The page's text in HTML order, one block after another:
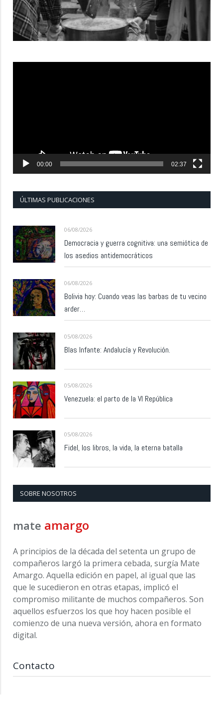
00:00 02:37
ÚLTIMAS PUBLICACIONES
06/08/2026
Democracia y guerra cognitiva: una semiótica de
los asedios antidemocráticos
06/08/2026
Bolivia hoy: Cuando veas las barbas de tu vecino
arder…
05/08/2026
Blas Infante: Andalucía y Revolución.
05/08/2026
Venezuela: el parto de la VI República
05/08/2026
Fidel, los libros, la vida, la eterna batalla
SOBRE NOSOTROS
mate amargo
A principios de la década del setenta un grupo de
compañeros largó la primera cebada, surgía Mate
Amargo. Aquella edición en papel, al igual que las
que le sucedieron en otras etapas, implicó el
compromiso militante de muchos compañeros. Son
aquellos esfuerzos los que hoy hacen posible el
comienzo de una nueva versión, ahora en formato
digital.
Contacto